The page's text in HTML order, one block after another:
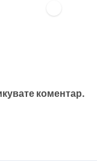
коментар.